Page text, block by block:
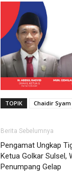
TOPIK Chaidir Syam
Berita Sebelumnya
Pengamat Ungkap
Ketua Golkar Sulsel,
Penumpang Gelap